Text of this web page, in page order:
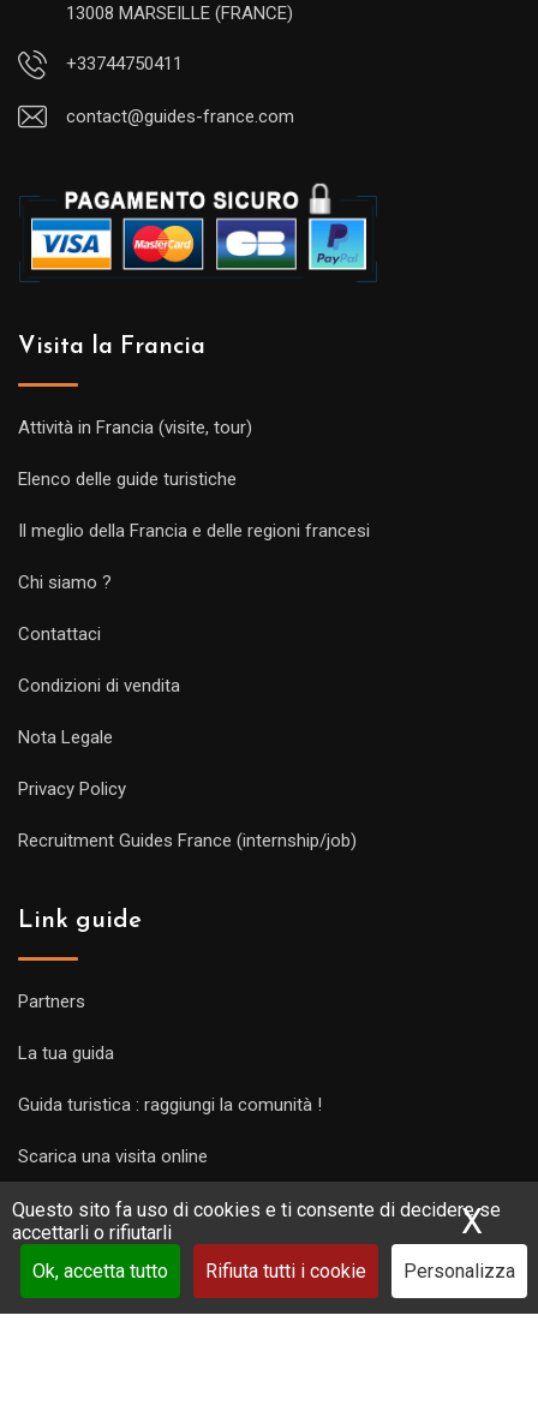
Questo sito fa uso di cookies e ti consente di decidere se
accettarli o rifiutarli
Ok, accetta tutto
Rifiuta tutti i cookie Personalizza
X
13008 MARSEILLE (FRANCE)
+33744750411
contact@guides-france.com
Visita la Francia
Attività in Francia (visite, tour)
Elenco delle guide turistiche
Il meglio della Francia e delle regioni francesi
Chi siamo ?
Contattaci
Condizioni di vendita
Nota Legale
Privacy Policy
Recruitment Guides France (internship/job)
Link guide
Partners
La tua guida
Guida turistica : raggiungi la comunità !
Scarica una visita online